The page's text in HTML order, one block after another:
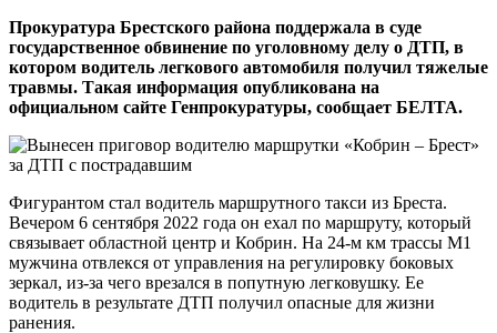
Прокуратура Брестского района поддержала в суде
государственное обвинение по уголовному делу о ДТП, в
котором водитель легкового автомобиля получил тяжелые
травмы. Такая информация опубликована на
официальном сайте Генпрокуратуры, сообщает БЕЛТА.
Фигурантом стал водитель маршрутного такси из Бреста.
Вечером 6 сентября 2022 года он ехал по маршруту, который
связывает областной центр и Кобрин. На 24-м км трассы М1
мужчина отвлекся от управления на регулировку боковых
зеркал, из-за чего врезался в попутную легковушку. Ее
водитель в результате ДТП получил опасные для жизни
ранения.